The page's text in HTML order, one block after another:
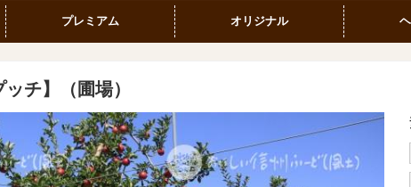
プレミアム オリジナル
チ】（圃場）